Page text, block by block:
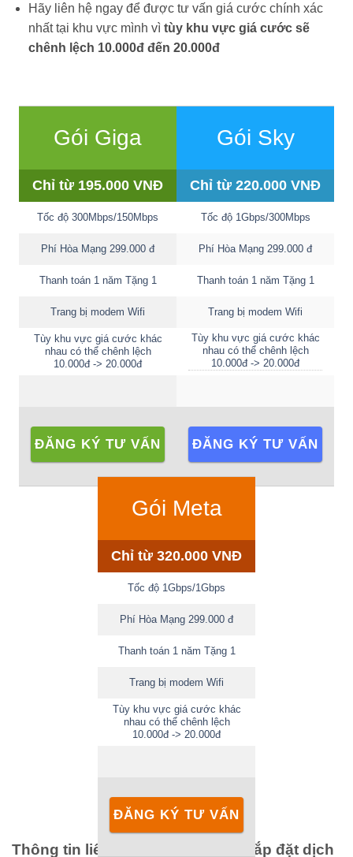
Hãy liên hệ ngay để được tư vấn giá cước chính xác
nhất tại khu vực mình vì tùy khu vực giá cước sẽ
chênh lệch 10.000đ đến 20.000đ
Gói Giga
Chỉ từ 195.000 VNĐ
Tốc độ 300Mbps/150Mbps
Phí Hòa Mạng 299.000 đ
Thanh toán 1 năm Tặng 1
Trang bị modem Wifi
Tùy khu vực giá cước khác
nhau có thể chênh lệch
10.000đ -> 20.000đ
ĐĂNG KÝ TƯ VẤN
Gói Sky
Chỉ từ 220.000 VNĐ
Tốc độ 1Gbps/300Mbps
Phí Hòa Mạng 299.000 đ
Thanh toán 1 năm Tặng 1
Trang bị modem Wifi
Tùy khu vực giá cước khác
nhau có thể chênh lệch
10.000đ -> 20.000đ
ĐĂNG KÝ TƯ VẤN
Gói Meta
Chỉ từ 320.000 VNĐ
Tốc độ 1Gbps/1Gbps
Phí Hòa Mạng 299.000 đ
Thanh toán 1 năm Tặng 1
Trang bị modem Wifi
Tùy khu vực giá cước khác
nhau có thể chênh lệch
10.000đ -> 20.000đ
ĐĂNG KÝ TƯ VẤN
Thông tin liên hệ tư vấn đăng ký lắp đặt dịch